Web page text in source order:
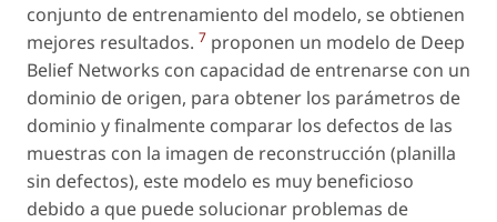
conjunto de entrenamiento del modelo, se obtienen
mejores resultados. 7 proponen un modelo de Deep
Belief Networks con capacidad de entrenarse con un
dominio de origen, para obtener los parámetros de
dominio y finalmente comparar los defectos de las
muestras con la imagen de reconstrucción (planilla
sin defectos), este modelo es muy beneficioso
debido a que puede solucionar problemas de